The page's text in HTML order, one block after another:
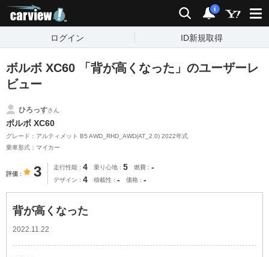
検索 通知
i
ログイン ID新規取得
ボルボ XC60 「背が高くなった」のユーザーレ
ビュー
ひろっすさん
ボルボ XC60
グレード：アルティメット B5 AWD_RHD_AWD(AT_2.0) 2022年式
乗車形式：マイカー
評価 3 走行性能 4 乗り心地 5 燃費 -
デザイン 4 積載性 - 価格 -
背が高くなった
2022.11.22